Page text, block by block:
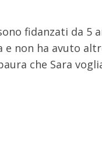
fidanzati da 5
e non ha avuto
che Sara